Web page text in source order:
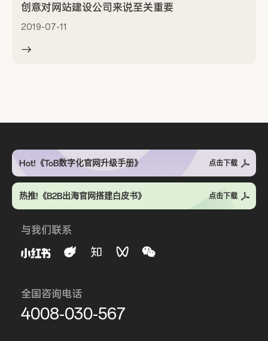
创意对网站建设公司来说至关重要
2019-07-11
Hot!《ToB数字化官网升级手册》 点击下载
热推!《B2B出海官网搭建白皮书》 点击下载
与我们联系
全国咨询电话
4008-030-567